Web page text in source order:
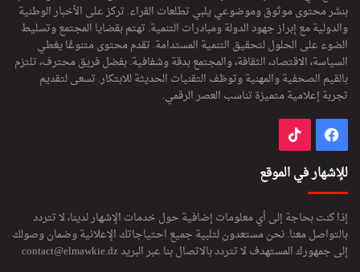
بنشر محتوى موثوق وموضوعي يلبي تطلعات القراء. تركز على الأخبار الوطنية
والدولية مع إبراز جهود الدولة ومبادرات التنمية. تهتم بقضايا المجتمع وتسليط
الضوء على الحلول لتحقيق التنمية المستدامة. تقدم محتوى متنوعًا يغطي
السياسة، الاقتصاد، الثقافة، والمجتمع بدقة وشفافية. بفضل فريق محترف، تلتزم
بالقيم الصحفية والمهنية وتوظف التقنيات الحديثة للابتكار. تسعى لتقديم
تجربة إعلامية متميزة تناسب العصر الرقمي.
فيسبوك
للإشهار في الموقع
إذا كنت بحاجة إلى أي معلومات إضافية حول خدمات الإشهار لدينا، لا تتردد
بالتواصل معنا. نحن مستعدون لتلبية جميع احتياجاتك الإعلانية وضمان وصولك
إلى جمهورك المستهدف لا تتردد بالاتصال بنا عبر البريدcontact@elmawkie.dz